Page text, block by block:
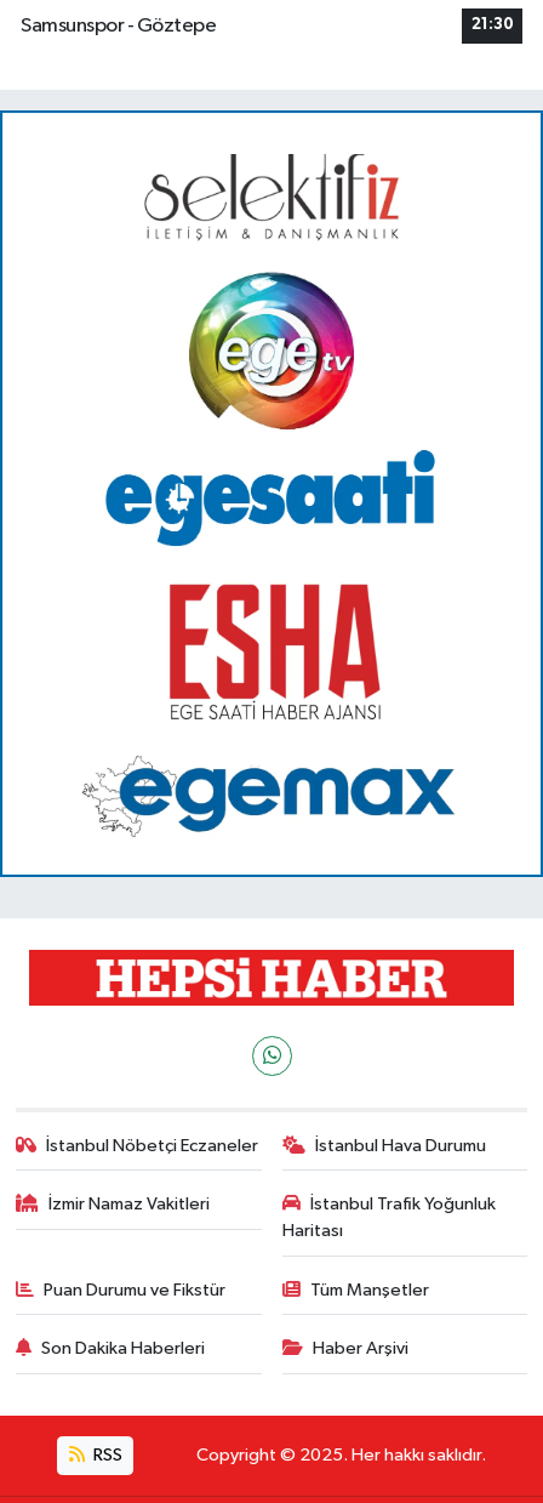
Samsunspor - Göztepe
21:30
İstanbul Nöbetçi Eczaneler İstanbul Hava Durumu
İzmir Namaz Vakitleri
İstanbul Trafik Yoğunluk
Haritası
Puan Durumu ve Fikstür Tüm Manşetler
Son Dakika Haberleri Haber Arşivi
RSS Copyright © 2025. Her hakkı saklıdır.